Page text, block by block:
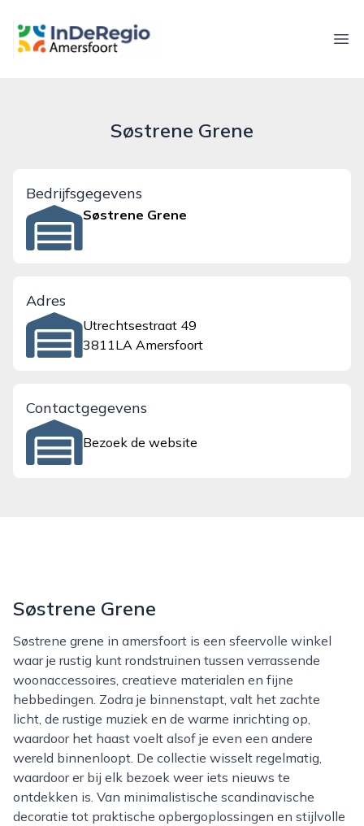
inderegioamersfoort.nl
Søstrene Grene
Bedrijfsgegevens
Søstrene Grene
Adres
Utrechtsestraat 49
3811LA Amersfoort
Contactgegevens
Bezoek de website
Søstrene Grene
Søstrene grene in amersfoort is een sfeervolle winkel
waar je rustig kunt rondstruinen tussen verrassende
woonaccessoires, creatieve materialen en fijne
hebbedingen. Zodra je binnenstapt, valt het zachte
licht, de rustige muziek en de warme inrichting op,
waardoor het haast voelt alsof je even een andere
wereld binnenloopt. De collectie wisselt regelmatig,
waardoor er bij elk bezoek weer iets nieuws te
ontdekken is. Van minimalistische scandinavische
decoratie tot praktische opbergoplossingen en stijlvolle